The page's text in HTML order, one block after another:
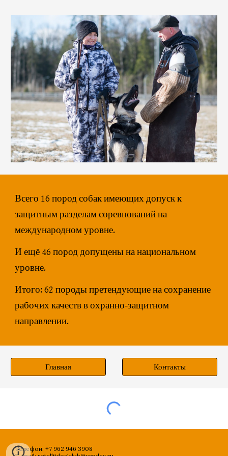
Всего 16 пород собак имеющих допуск к
защитным разделам соревнований на
международном уровне.
И ещё 46 пород допущены на национальном
уровне.
Итого: 62 породы претендующие на сохранение
рабочих качеств в охранно-защитном
направлении.
Главная Контакты
Телефон: +7 962 946 3908